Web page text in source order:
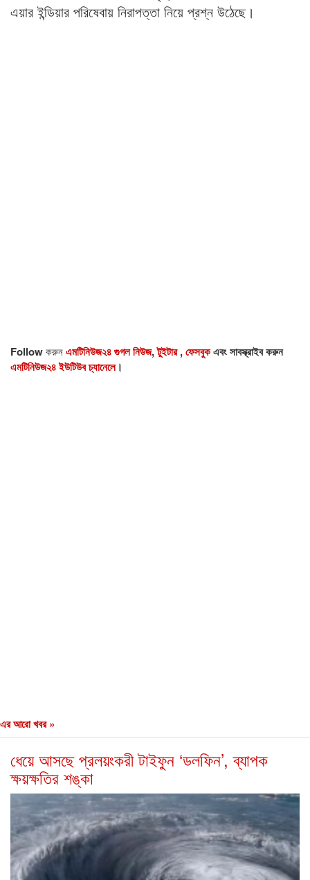
এয়ার ইন্ডিয়ার পরিষেবায় নিরাপত্তা নিয়ে প্রশ্ন উঠেছে।
Followকরুনএমটিনিউজ২৪ গুগল নিউজ,টুইটার,ফেসবুকএবং সাবস্ক্রাইব করুন
এমটিনিউজ২৪ ইউটিউব চ্যানেলে।
এর আরো খবর »
ধেয়ে আসছে প্রলয়ংকরী টাইফুন ‌‘ডলফিন’, ব্যাপক
ক্ষয়ক্ষতির শঙ্কা